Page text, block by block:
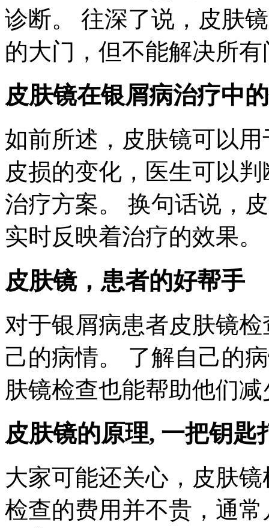
诊断。 往深了说，皮肤
的大门，但不能解决所有
皮肤镜在银屑病治疗中
如前所述，皮肤镜可以
皮损的变化，医生可以
治疗方案。 换句话说，
实时反映着治疗的效果。
皮肤镜，患者的好帮手
对于银屑病患者皮肤镜
己的病情。 了解自己的
肤镜检查也能帮助他们
皮肤镜的原理, 一把钥匙
大家可能还关心，皮肤
检查的费用并不贵，通